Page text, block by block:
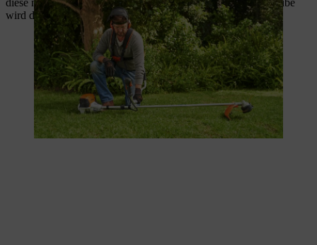
diese noch mit Kraftstoff
gefüllt ist. Die Anzahl der Anwerfhübe
wird dadurch reduziert und der Startvorgang somit erleichtert.